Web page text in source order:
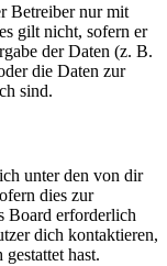
Betreiber nur mit
gilt nicht, sofern er
der Daten (z. B.
die Daten zur
sind.
unter den von dir
dies zur
Board erforderlich
dich kontaktieren,
hast.